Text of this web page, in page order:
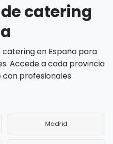
catering
en España para
Accede a cada provincia
profesionales
Madrid